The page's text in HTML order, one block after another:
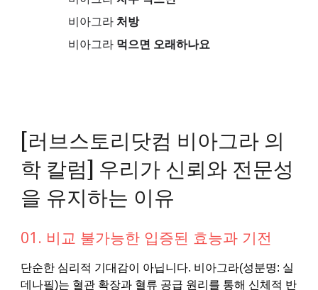
비아그라 처방
비아그라 먹으면 오래하나요
[러브스토리닷컴 비아그라 의
학 칼럼] 우리가 신뢰와 전문성
을 유지하는 이유
01. 비교 불가능한 입증된 효능과 기전
단순한 심리적 기대감이 아닙니다. 비아그라(성분명: 실
데나필)는 혈관 확장과 혈류 공급 원리를 통해 신체적 반